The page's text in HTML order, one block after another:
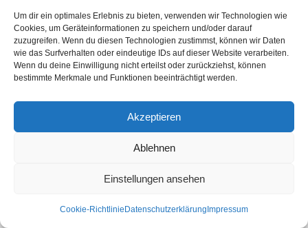
Um dir ein optimales Erlebnis zu bieten, verwenden wir Technologien wie
Cookies, um Geräteinformationen zu speichern und/oder darauf
zuzugreifen. Wenn du diesen Technologien zustimmst, können wir Daten
wie das Surfverhalten oder eindeutige IDs auf dieser Website verarbeiten.
Wenn du deine Einwilligung nicht erteilst oder zurückziehst, können
bestimmte Merkmale und Funktionen beeinträchtigt werden.
Akzeptieren
Ablehnen
Einstellungen ansehen
Cookie-Richtlinie Datenschutzerklärung Impressum
BRACKWEDE (Öztürk) UETD Bielefeld bölge başkanlığı tarafından Arakan’a
yardım için Kermes düzenlendi. Fabrik Str. 24, 33659 BI-Brackwede adresinde
yapılan kermese, hayırsever vatandaşlarımız büyük ilgi gösterdi....
Datenschutzerklärung